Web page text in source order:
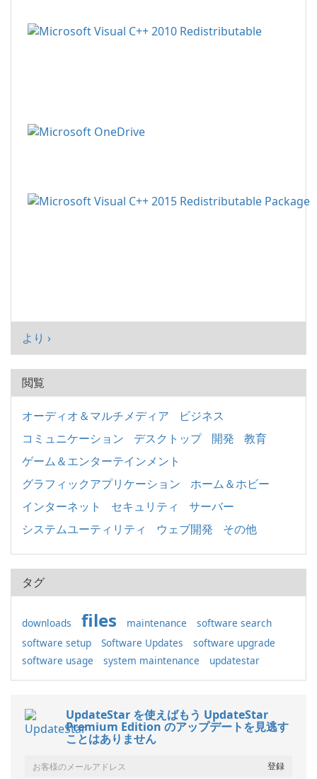
より ›
閲覧
オーディオ＆マルチメディア
ビジネス
コミュニケーション
デスクトップ 開発
教育
ゲーム＆エンターテインメント
グラフィックアプリケーション
ホーム＆ホビー
インターネット
セキュリティ
サーバー
システムユーティリティ
ウェブ開発 その他
タグ
downloads files maintenance
software search
software setup
Software Updates
software upgrade
software usage
system maintenance updatestar
UpdateStar を使えばもう UpdateStar
Premium Edition のアップデートを見逃す
ことはありません